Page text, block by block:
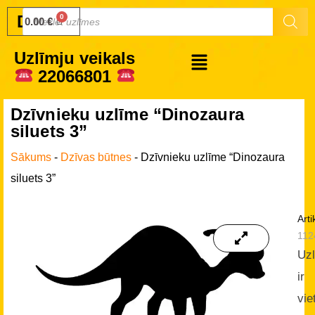
Druku.lv
0.00€
Uzlīmju veikals
22066801
Dzīvnieku uzlīme “Dinozaura
siluets 3”
Sākums - Dzīvas būtnes - Dzīvnieku uzlīme “Dinozaura
siluets 3”
ir